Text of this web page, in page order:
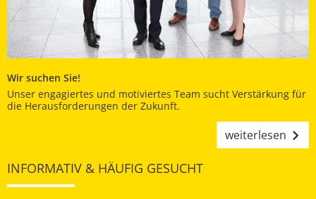
Wir suchen Sie!
Unser engagiertes und motiviertes Team sucht Verstärkung für
die Herausforderungen der Zukunft.
weiterlesen
INFORMATIV & HÄUFIG GESUCHT